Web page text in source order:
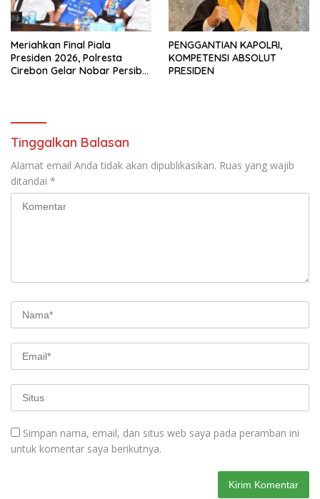
Meriahkan Final Piala
Presiden 2026, Polresta
Cirebon Gelar Nobar Persib
PENGGANTIAN KAPOLRI,
KOMPETENSI ABSOLUT
PRESIDEN
Tinggalkan Balasan
Alamat email Anda tidak akan dipublikasikan. Ruas yang wajib
ditandai *
Simpan nama, email, dan situs web saya pada peramban ini
untuk komentar saya berikutnya.